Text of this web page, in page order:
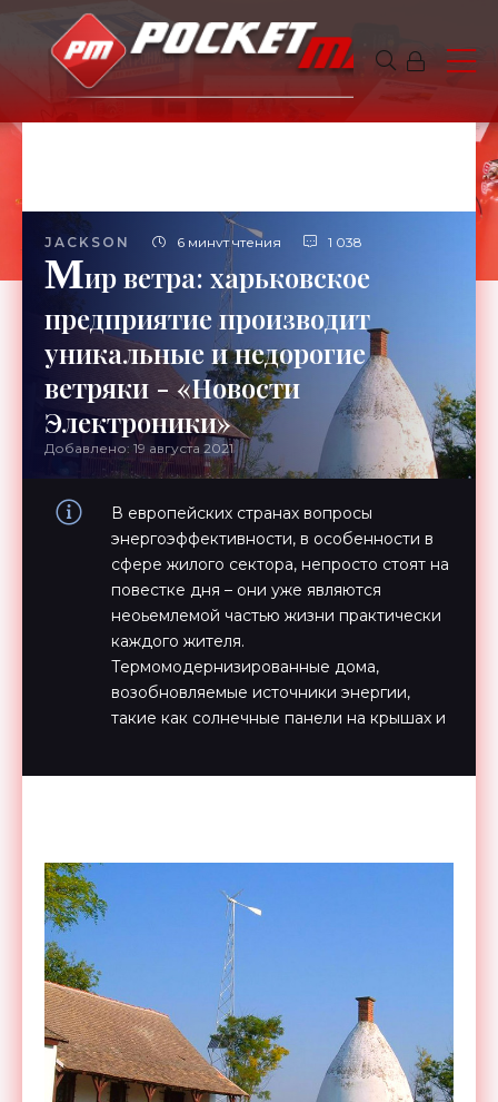
JACKSON 6 минут чтения 1 038
Мир ветра: харьковское
предприятие производит
уникальные и недорогие
ветряки - «Новости
Электроники»
Добавлено: 19 августа 2021
В европейских странах вопросы
энергоэффективности, в особенности в
сфере жилого сектора, непросто стоят на
повестке дня – они уже являются
неоьемлемой частью жизни практически
каждого жителя.
Термомодернизированные дома,
возобновляемые источники энергии,
такие как солнечные панели на крышах и